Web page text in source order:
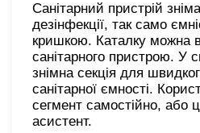
Санітарний пристрій
дезінфекції, так само
кришкою. Каталку можна
санітарного пристрою. У
знімна секція для
санітарної ємності.
сегмент самостійно, або
асистент.